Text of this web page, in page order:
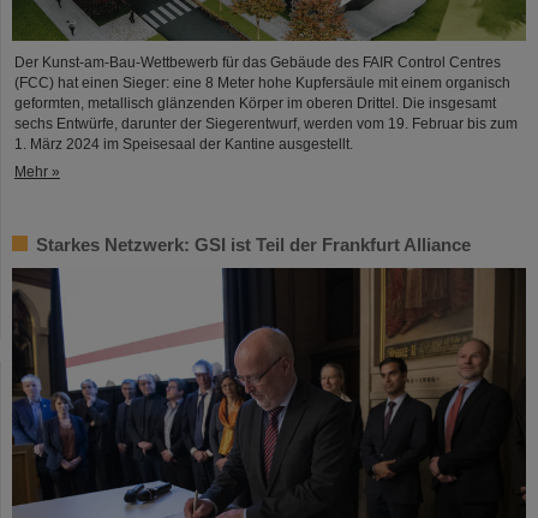
Der Kunst-am-Bau-Wettbewerb für das Gebäude des FAIR Control Centres
(FCC) hat einen Sieger: eine 8 Meter hohe Kupfersäule mit einem organisch
geformten, metallisch glänzenden Körper im oberen Drittel. Die insgesamt
sechs Entwürfe, darunter der Siegerentwurf, werden vom 19. Februar bis zum
1. März 2024 im Speisesaal der Kantine ausgestellt.
Mehr »
Starkes Netzwerk: GSI ist Teil der Frankfurt Alliance